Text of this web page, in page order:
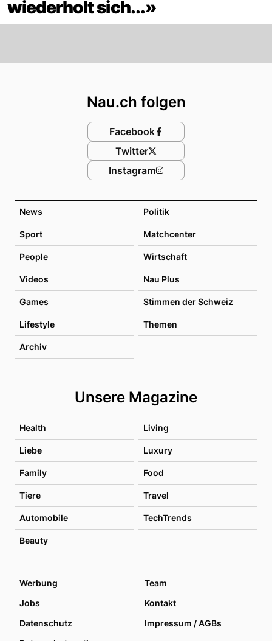
wiederholt sich...»
News Politik
Sport Matchcenter
People Wirtschaft
Videos Nau Plus
Games Stimmen der Schweiz
Lifestyle Themen
Archiv
Unsere Magazine
Health Living
Liebe Luxury
Family Food
Tiere Travel
Automobile TechTrends
Beauty
Nau.ch folgen
Facebook
Twitter
Instagram
Werbung
Team
Jobs
Kontakt
Datenschutz
Impressum / AGBs